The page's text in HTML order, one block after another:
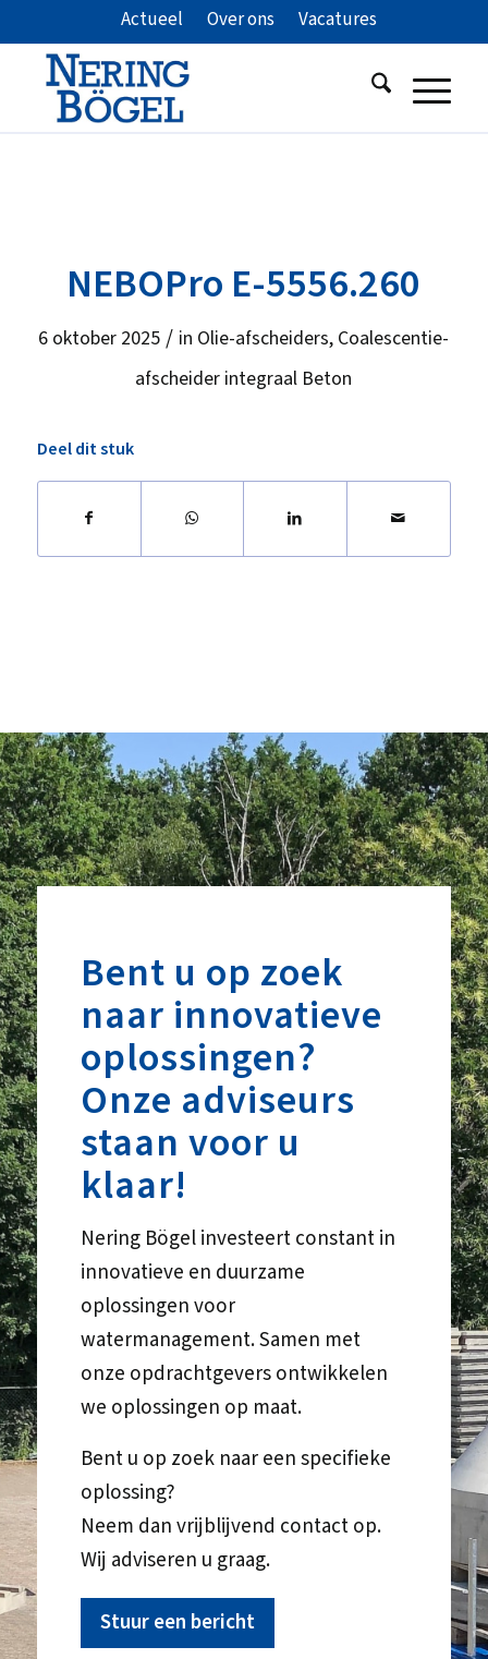
Actueel Over ons Vacatures
NEBOPro E-5556.260
6 oktober 2025 / in Olie-afscheiders, Coalescentie-
afscheider integraal Beton
Deel dit stuk
Bent u op zoek
naar innovatieve
oplossingen?
Onze adviseurs
staan voor u
klaar!
Nering Bögel investeert constant in
innovatieve en duurzame
oplossingen voor
watermanagement. Samen met
onze opdrachtgevers ontwikkelen
we oplossingen op maat.
Bent u op zoek naar een specifieke
oplossing?
Neem dan vrijblijvend contact op.
Wij adviseren u graag.
Stuur een bericht